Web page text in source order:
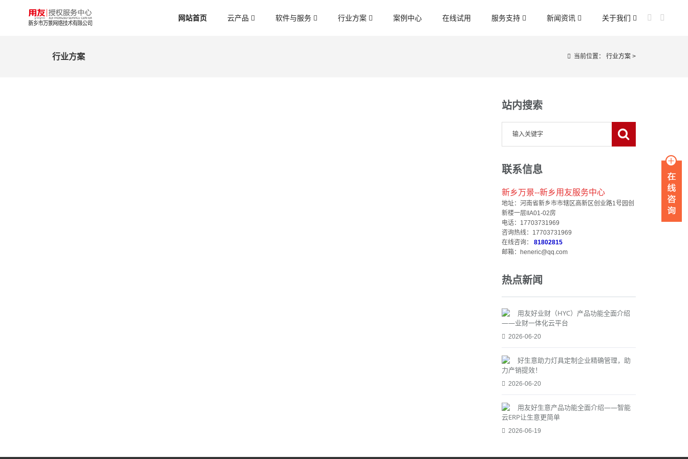
网站首页 云产品 软件与服务 行业方案 案例中心 在线试用 服务支持 新闻资讯 关于我们
行业方案 当前位置： 行业方案 >
站内搜索
联系信息
新乡万景--新乡用友服务中心
地址：河南省新乡市市辖区高新区创业路1号园创
新楼一层IIA01-02房
电话：17703731969
咨询热线：17703731969
在线咨询：
81802815
邮箱：heneric@qq.com
热点新闻
用友好业财（HYC）产品功能全面介绍
——业财一体化云平台
2026-06-20
好生意助力灯具定制企业精确管理，助
力产销提效！
2026-06-20
用友好生意产品功能全面介绍——智能
云ERP让生意更简单
2026-06-19